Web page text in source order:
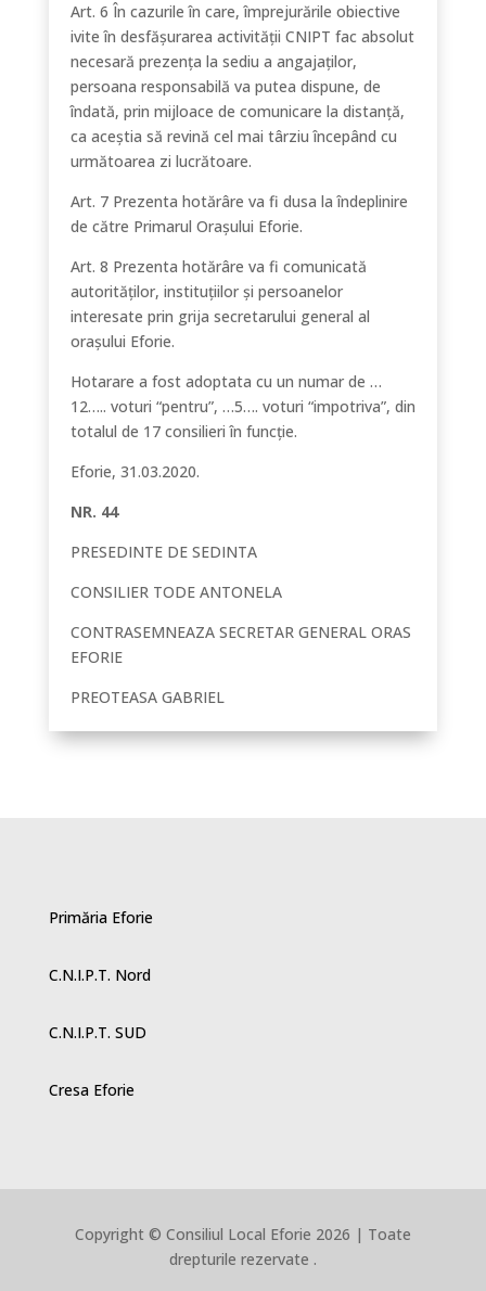
Art. 6 În cazurile în care, împrejurările obiective
ivite în desfășurarea activității CNIPT fac absolut
necesară prezența la sediu a angajaților,
persoana responsabilă va putea dispune, de
îndată, prin mijloace de comunicare la distanță,
ca aceștia să revină cel mai târziu începând cu
următoarea zi lucrătoare.
Art. 7 Prezenta hotărâre va fi dusa la îndeplinire
de către Primarul Oraşului Eforie.
Art. 8 Prezenta hotărâre va fi comunicată
autorităților, instituțiilor și persoanelor
interesate prin grija secretarului general al
orașului Eforie.
Hotarare a fost adoptata cu un numar de …
12….. voturi “pentru”, …5…. voturi “impotriva”, din
totalul de 17 consilieri în funcție.
Eforie, 31.03.2020.
NR. 44
PRESEDINTE DE SEDINTA
CONSILIER TODE ANTONELA
CONTRASEMNEAZA SECRETAR GENERAL ORAS
EFORIE
PREOTEASA GABRIEL
Primăria Eforie
C.N.I.P.T. Nord
C.N.I.P.T. SUD
Cresa Eforie
Copyright © Consiliul Local Eforie 2026 | Toate
drepturile rezervate .